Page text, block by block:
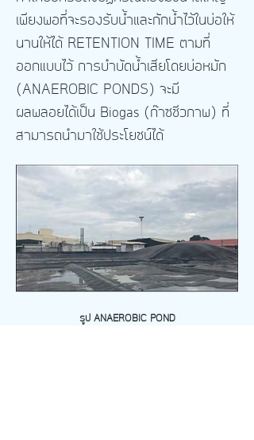
เพียงพอที่จะรองรับน้ำและกักน้ำไว้ในบ่อให้
นานให้ได้ RETENTION TIME ตามที่
ออกแบบไว้ การบำบัดน้ำเสียโดยบ่อหมัก
(ANAEROBIC PONDS) จะมี
ผลพลอยได้เป็น Biogas (ก๊าซชีวภาพ) ที่
สามารถนำมาใช้ประโยชน์ได้
รูป ANAEROBIC POND